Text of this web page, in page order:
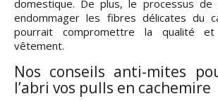
domestique. De plus, le processus de
endommager les fibres délicates du
pourrait compromettre la qualité et
vêtement.
Nos conseils anti-mites
l’abri vos pulls en cachemire